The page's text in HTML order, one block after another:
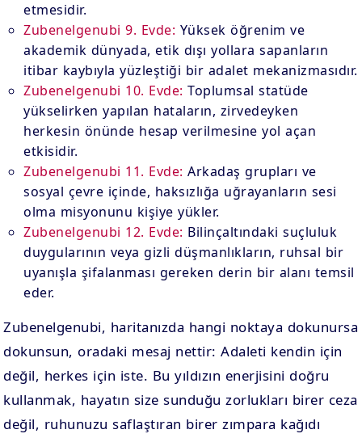
etmesidir.
Zubenelgenubi 9. Evde: Yüksek öğrenim ve
akademik dünyada, etik dışı yollara sapanların
itibar kaybıyla yüzleştiği bir adalet mekanizmasıdır.
Zubenelgenubi 10. Evde: Toplumsal statüde
yükselirken yapılan hataların, zirvedeyken
herkesin önünde hesap verilmesine yol açan
etkisidir.
Zubenelgenubi 11. Evde: Arkadaş grupları ve
sosyal çevre içinde, haksızlığa uğrayanların sesi
olma misyonunu kişiye yükler.
Zubenelgenubi 12. Evde: Bilinçaltındaki suçluluk
duygularının veya gizli düşmanlıkların, ruhsal bir
uyanışla şifalanması gereken derin bir alanı temsil
eder.
Zubenelgenubi, haritanızda hangi noktaya dokunursa
dokunsun, oradaki mesaj nettir: Adaleti kendin için
değil, herkes için iste. Bu yıldızın enerjisini doğru
kullanmak, hayatın size sunduğu zorlukları birer ceza
değil, ruhunuzu saflaştıran birer zımpara kağıdı